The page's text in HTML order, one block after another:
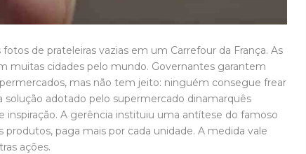
de prateleiras vazias em um Carrefour da França. As
cidades pelo mundo. Governantes garantem
mas não tem jeito: ninguém consegue frear
adotado pelo supermercado dinamarquês
A gerência instituiu uma antítese do famoso
paga mais por cada unidade. A medida vale
ações.